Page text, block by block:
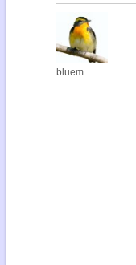
bluem